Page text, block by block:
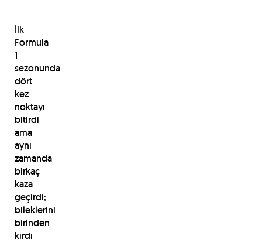
İlk
Formula
1
sezonunda
dört
kez
noktayı
bitirdi
ama
aynı
zamanda
birkaç
kaza
geçirdi;
bileklerini
birinden
kırdı